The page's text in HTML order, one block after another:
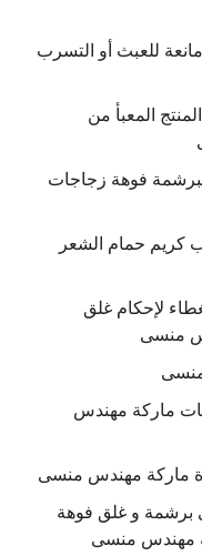
للعبث أو التسرب
المعبأ من
فوهة زجاجات
كريم حمام الشعر
لإحكام غلق
منسى
ماركة مهندس
ماركة مهندس منسى
برشمة و غلق فوهة
مهندس منسى